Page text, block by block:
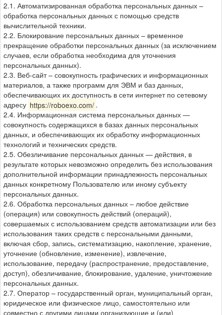
2.1. Автоматизированная обработка персональных данных –
обработка персональных данных с помощью средств
вычислительной техники.
2.2. Блокирование персональных данных – временное
прекращение обработки персональных данных (за исключением
случаев, если обработка необходима для уточнения
персональных данных).
2.3. Веб-сайт – совокупность графических и информационных
материалов, а также программ для ЭВМ и баз данных,
обеспечивающих их доступность в сети интернет по сетевому
адресу https://roboexo.com/ .
2.4. Информационная система персональных данных —
совокупность содержащихся в базах данных персональных
данных, и обеспечивающих их обработку информационных
технологий и технических средств.
2.5. Обезличивание персональных данных — действия, в
результате которых невозможно определить без использования
дополнительной информации принадлежность персональных
данных конкретному Пользователю или иному субъекту
персональных данных.
2.6. Обработка персональных данных – любое действие
(операция) или совокупность действий (операций),
совершаемых с использованием средств автоматизации или без
использования таких средств с персональными данными,
включая сбор, запись, систематизацию, накопление, хранение,
уточнение (обновление, изменение), извлечение,
использование, передачу (распространение, предоставление,
доступ), обезличивание, блокирование, удаление, уничтожение
персональных данных.
2.7. Оператор – государственный орган, муниципальный орган,
юридическое или физическое лицо, самостоятельно или
совместно с другими лицами организующие и (или)